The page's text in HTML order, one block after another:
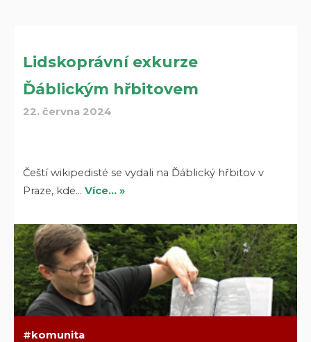
Lidskoprávní exkurze
Ďáblickým hřbitovem
22. června 2024
Čeští wikipedisté se vydali na Ďáblický hřbitov v
Praze, kde…Více… »
komunita